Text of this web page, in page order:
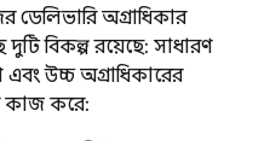
ডেলিভারি অগ্রাধিকার
বিকল্প রয়েছে: সাধারণ
এবং উচ্চ অগ্রাধিকারের
কাজ করে: